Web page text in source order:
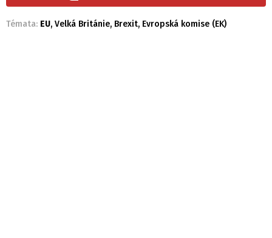
Témata: EU, Velká Británie, Brexit, Evropská komise (EK)